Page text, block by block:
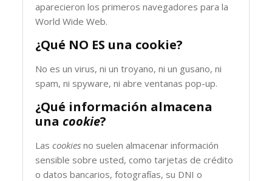
aparecieron los primeros navegadores para la
World Wide Web.
¿Qué NO ES una cookie?
No es un virus, ni un troyano, ni un gusano, ni
spam, ni spyware, ni abre ventanas pop-up.
¿Qué información almacena
una cookie?
Lascookies no suelen almacenar información
sensible sobre usted, como tarjetas de crédito
o datos bancarios, fotografías, su DNI o